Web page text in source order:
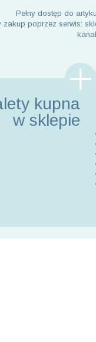
Pełny dostęp do
zakup poprzez serwis:
kupna
w sklepie